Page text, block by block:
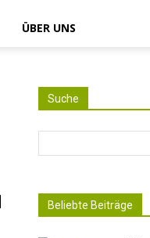
ÜBER UNS
Suche
Beliebte Beiträge